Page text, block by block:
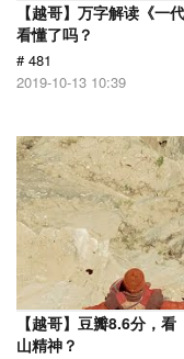
【越哥】万字解读《一
看懂了吗？
# 481
2019-10-13 10:39
【越哥】豆瓣8.6分，
山精神？